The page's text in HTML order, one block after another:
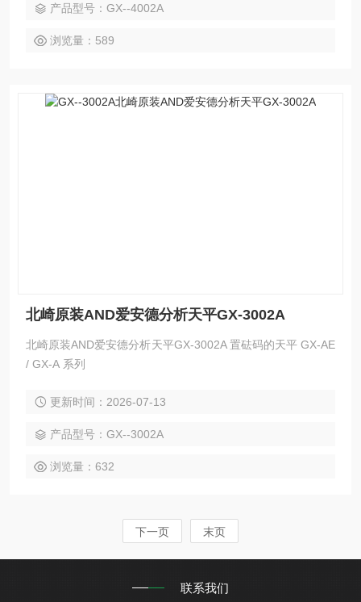
产品型号：GX--4002A
浏览量：589
北崎原装AND爱安德分析天平GX-3002A
北崎原装AND爱安德分析天平GX-3002A 置砝码的天平 GX-AE
/ GX-A 系列
更新时间：2026-07-13
产品型号：GX--3002A
浏览量：632
下一页 末页
联系我们